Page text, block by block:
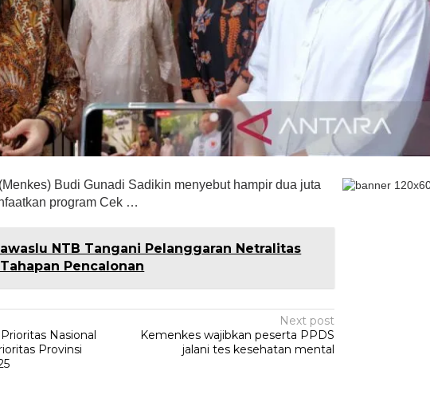
Budi Gunadi Sadikin menyebut hampir dua juta
program Cek …
NTB Tangani Pelanggaran Netralitas
Pencalonan
Nasional
Provinsi
Next post
Kemenkes wajibkan peserta PPDS
jalani tes kesehatan mental